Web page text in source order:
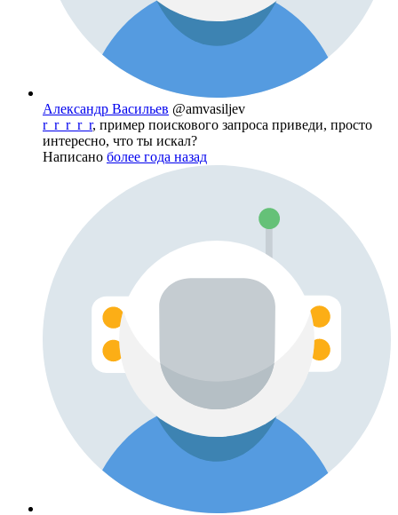
Александр Васильев @amvasiljev
r_r_r_r_r, пример поискового запроса приведи, просто
интересно, что ты искал?
Написано более года назад